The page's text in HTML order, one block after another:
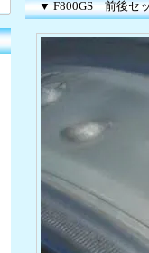
▼ F800GS 前後セ